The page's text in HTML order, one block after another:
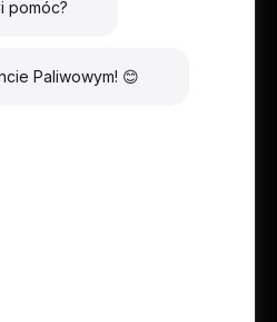
US